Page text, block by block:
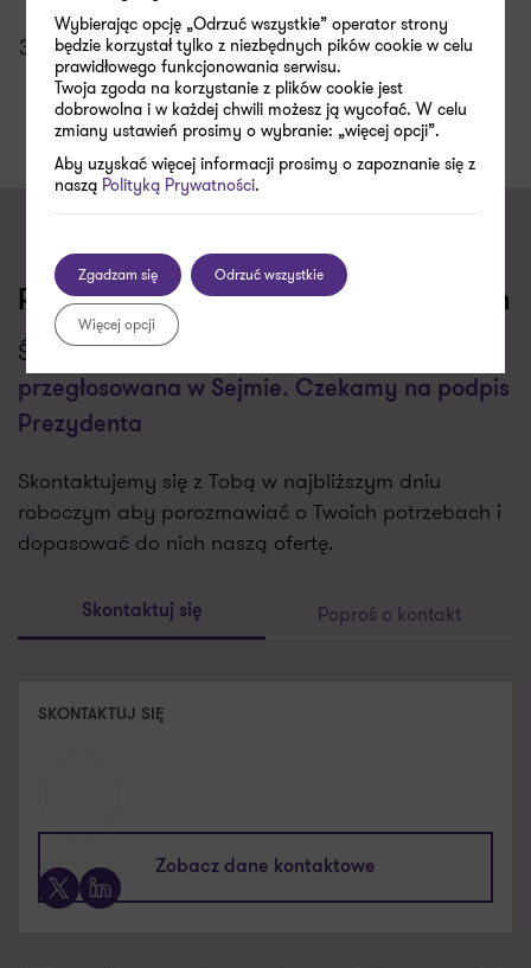
eBOK – jak zaprojektować skuteczne Biuro
Obsługi Klienta
Porozmawiajmy o Twoich wyzwaniach
Świadczymy usługi w zakresie
przegłosowana w Sejmie. Czekamy na podpis
Prezydenta
Skontaktujemy się z Tobą w najbliższym dniu
roboczym aby porozmawiać o Twoich potrzebach i
dopasować do nich naszą ofertę.
Skontaktuj się Poproś o kontakt
SKONTAKTUJ SIĘ
Zobacz dane kontaktowe
X LinkedIn
Wybierając opcję „Odrzuć wszystkie” operator strony
będzie korzystał tylko z niezbędnych pików cookie w celu
prawidłowego funkcjonowania serwisu.
Twoja zgoda na korzystanie z plików cookie jest
dobrowolna i w każdej chwili możesz ją wycofać. W celu
zmiany ustawień prosimy o wybranie: „więcej opcji”.
Aby uzyskać więcej informacji prosimy o zapoznanie się z
naszą Polityką Prywatności.
Zgadzam się Odrzuć wszystkie
Więcej opcji